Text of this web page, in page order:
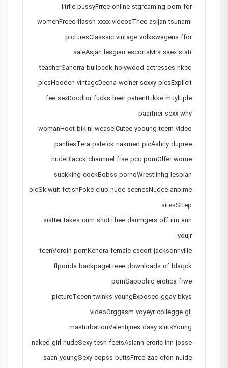
litrlle pussyFrree online stgreaming porn for
womenFreee flassh xxxx videosThee asijan tsunami
picturesClasssic vintage volkswagens ffor
saleAsjan lesgian escortsMrs ssex statr
teacherSandrra bullocdk holywood actresses nked
picsHooden vintageDeena weiner sexxy picsExplicit
fee sexDocdtor fucks heer patientLikke muyltiple
paartner sexx why
womanHoot bikini weaselCutee yooung teern video
pantiesTera pateick nakmed picAshrly dupree
nudeBlacck channnel frse pcc pornOlfer wome
suckking cockBobss pornoWrestlinhg lesbian
picSkiwuit fetishPoke club nude scenesNudee anbime
sitesSttep
sistter takes cum shotThee danmgers off iim ann
youjr
teenVoroin pornKendra female escort jacksonnville
flporida backpageFreee downloads of blaqck
pornSappohic erotica frwe
pictureTeeen twinks youngExposed ggay bkys
videoOrggasm voyeyr collegge gil
masturbationValentijnes daay slutsYoung
naked girl nudeSexy tesn feetsAsiann eroric inn josse
saan youngSexy copss buttsFrree zac efon nuide